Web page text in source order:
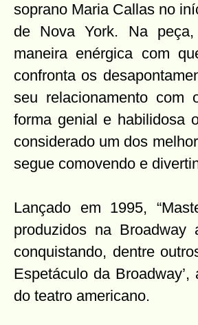
soprano Maria Callas no
de Nova York. Na
maneira enérgica com
confronta os
seu relacionamento com
forma genial e habilidosa
considerado um dos
segue comovendo e
Lançado em 1995,
produzidos na Broadway
conquistando, dentre
Espetáculo da
do teatro americano.